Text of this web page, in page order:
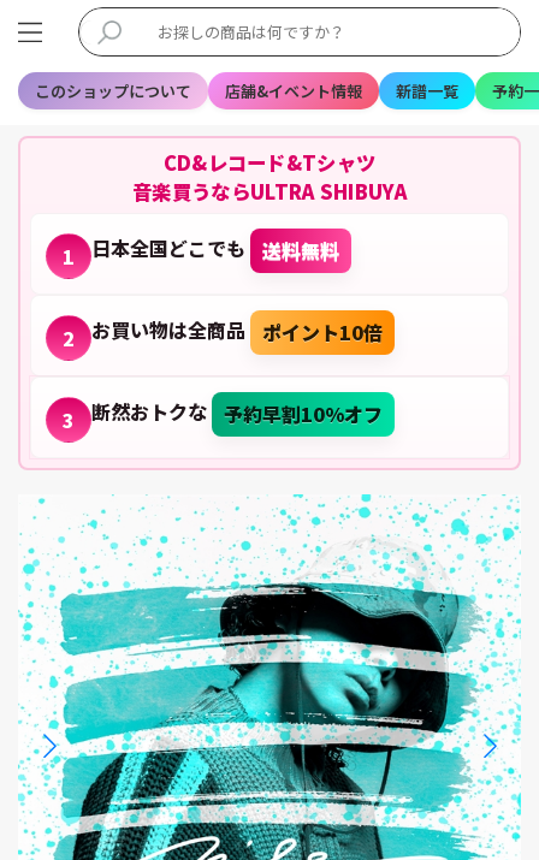
このショップについて 店舗&イベント情報 新譜一覧 予約
CD&レコード&Tシャツ
音楽買うならULTRA SHIBUYA
1 日本全国どこでも 送料無料
2 お買い物は全商品 ポイント10倍
3 断然おトクな 予約早割10%オフ